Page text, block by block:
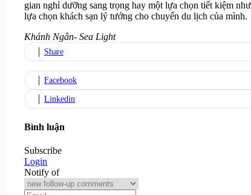
gian nghỉ dưỡng sang trọng hay một lựa chọn tiết kiệm
lựa chọn khách sạn lý tưởng cho chuyến du lịch của mình.
Khánh Ngân- Sea Light
Share
Facebook
Linkedin
Bình luận
Subscribe
Login
Notify of